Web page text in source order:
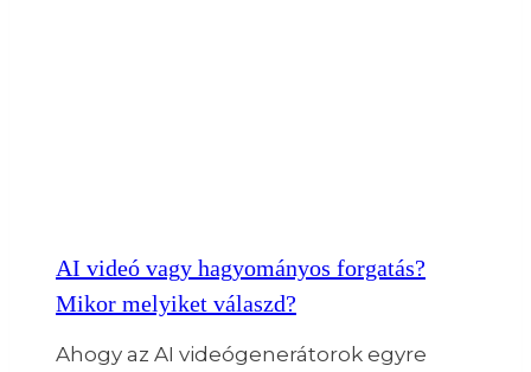
AI videó vagy hagyományos forgatás?
Mikor melyiket válaszd?
Ahogy az AI videógenerátorok egyre